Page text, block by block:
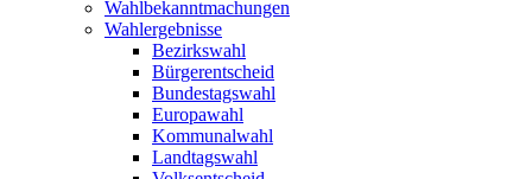
Wahlbekanntmachungen
Wahlergebnisse
Bezirkswahl
Bürgerentscheid
Bundestagswahl
Europawahl
Kommunalwahl
Landtagswahl